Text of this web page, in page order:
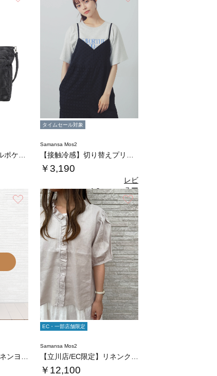
タイムセール対象
Samansa Mos2
￥3,190
4.0（1）
レビ
ュー
を見
る
お気に入り お気に入り
EC・一部店舗限定
Samansa Mos2
￥12,100